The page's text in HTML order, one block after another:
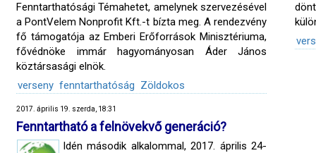
Fenntarthatósági Témahetet, amelynek szervezésével
a PontVelem Nonprofit Kft.-t bízta meg. A rendezvény
fő támogatója az Emberi Erőforrások Minisztériuma,
fővédnöke immár hagyományosan Áder János
köztársasági elnök.
verseny fenntarthatóság Zöldokos
2017. április 19. szerda, 18:31
Fenntartható a felnövekvő generáció?
Idén második alkalommal, 2017. április 24-